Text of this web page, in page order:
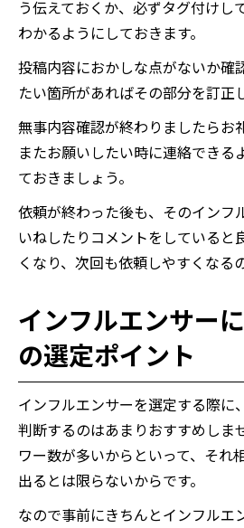
う伝えておくか、必ずタグ付けし
わかるようにしておきます。
投稿内容におかしな点がないか確
たい箇所があればその部分を訂正
無事内容確認が終わりましたらお
またお願いしたい時に連絡できる
ておきましょう。
依頼が終わった後も、そのインフ
いねしたりコメントをしていると
くなり、次回も依頼しやすくなる
インフルエンサー
の選定ポイント
インフルエンサーを選定する際に
判断するのはあまりおすすめしま
ワー数が多いからといって、それ
出るとは限らないからです。
なので事前にきちんとインフルエ